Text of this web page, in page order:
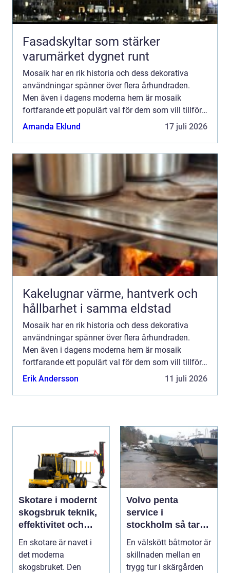
Fasadskyltar som stärker
varumärket dygnet runt
Mosaik har en rik historia och dess dekorativa
användningar spänner över flera århundraden.
Men även i dagens moderna hem är mosaik
fortfarande ett populärt val för dem som vill tillföra
något unikt...
Amanda Eklund 17 juli 2026
Kakelugnar värme, hantverk och
hållbarhet i samma eldstad
Mosaik har en rik historia och dess dekorativa
användningar spänner över flera århundraden.
Men även i dagens moderna hem är mosaik
fortfarande ett populärt val för dem som vill tillföra
något unikt...
Erik Andersson 11 juli 2026
Skotare i modernt
skogsbruk teknik,
effektivitet och
hållbarhet
En skotare är navet i
det moderna
skogsbruket. Den
Volvo penta
service i
stockholm så tar
du hand om din
båtmotor på rätt
sätt
En välskött båtmotor är
skillnaden mellan en
trygg tur i skärgården